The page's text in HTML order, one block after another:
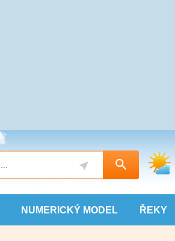
NUMERICKÝ MODEL ŘEKY